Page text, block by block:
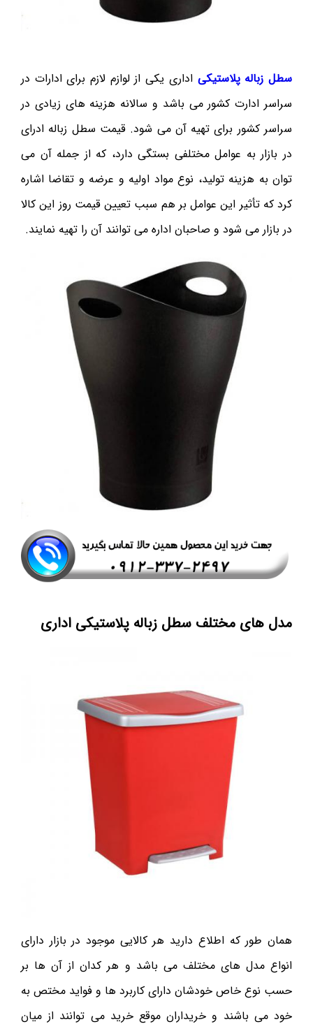
سطل زباله پلاستیکی اداری یکی از لوازم لازم برای ادارات در
سراسر ادارت کشور می باشد و سالانه هزینه های زیادی در
سراسر کشور برای تهیه آن می شود. قیمت سطل زباله ادرای
در بازار به عوامل مختلفی بستگی دارد، که از جمله آن می
توان به هزینه تولید، نوع مواد اولیه و عرضه و تقاضا اشاره
کرد که تأثیر این عوامل بر هم سبب تعیین قیمت روز این کالا
در بازار می شود و صاحبان اداره می توانند آن را تهیه نمایند.
مدل های مختلف سطل زباله پلاستیکی اداری
همان طور که اطلاع دارید هر کالایی موجود در بازار دارای
انواع مدل های مختلف می باشد و هر کدان از آن ها بر
حسب نوع خاص خودشان دارای کاربرد ها و فواید مختص به
خود می باشند و خریداران موقع خرید می توانند از میان